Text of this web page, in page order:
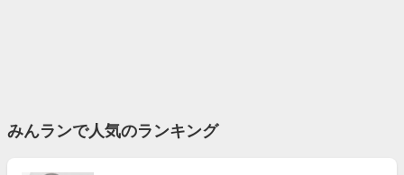
みんランで人気のランキング